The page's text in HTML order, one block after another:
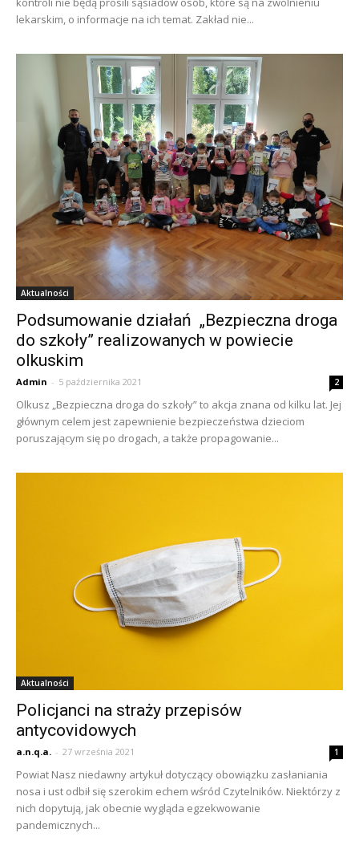
lekarskim, o informacje na ich temat. Zakład nie...
Aktualności
Podsumowanie działań „Bezpieczna droga
do szkoły” realizowanych w powiecie
olkuskim
Admin - 5 października 2021 2
Olkusz „Bezpieczna droga do szkoły” to akcja znana od kilku lat. Jej
głównym celem jest zapewnienie bezpieczeństwa dzieciom
poruszającym się po drogach, a także propagowanie...
Aktualności
Policjanci na straży przepisów
antycovidowych
a.n.q.a. - 27 września 2021 1
Powiat Nasz niedawny artykuł dotyczący obowiązku zasłaniania
nosa i ust odbił się szerokim echem wśród Czytelników. Niektórzy z
nich dopytują, jak obecnie wygląda egzekwowanie
pandemicznych...